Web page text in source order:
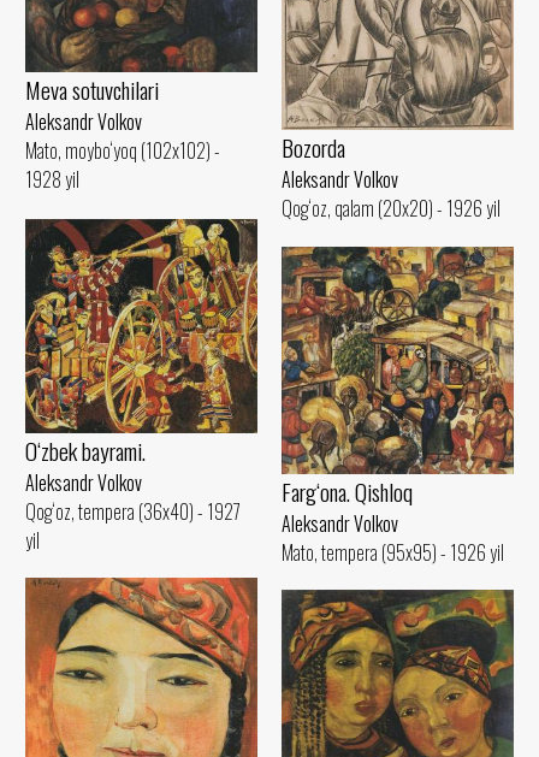
Meva sotuvchilari
Aleksandr Volkov
Mato, moybo‘yoq (102x102) -
1928 yil
Bozorda
Aleksandr Volkov
Qog‘oz, qalam (20x20) - 1926 yil
O‘zbek bayrami.
Aleksandr Volkov
Qog‘oz, tempera (36x40) - 1927
yil
Farg‘ona. Qishloq
Aleksandr Volkov
Mato, tempera (95x95) - 1926 yil